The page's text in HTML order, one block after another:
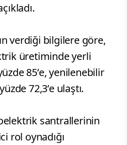
verdiği bilgilere göre,
üretiminde yerli
85’e, yenilenebilir
72,3’e ulaştı.
santrallerinin
rol oynadığı